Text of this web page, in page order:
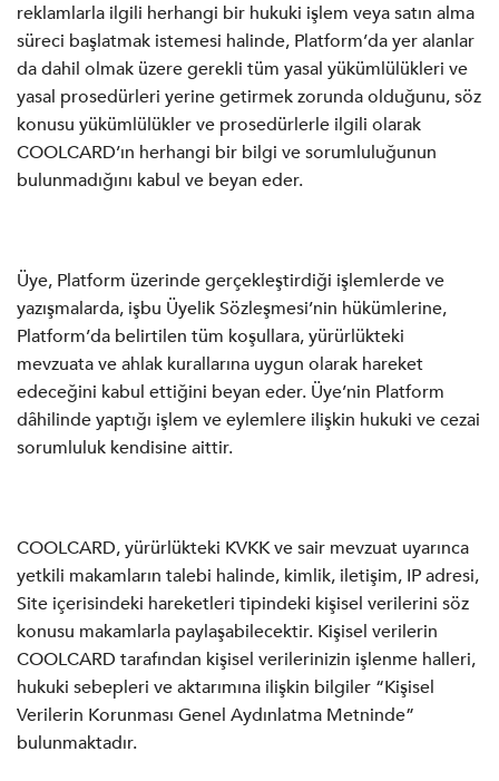
reklamlarla ilgili herhangi bir hukuki işlem veya satın alma
süreci başlatmak istemesi halinde, Platform’da yer alanlar
da dahil olmak üzere gerekli tüm yasal yükümlülükleri ve
yasal prosedürleri yerine getirmek zorunda olduğunu, söz
konusu yükümlülükler ve prosedürlerle ilgili olarak
COOLCARD’ın herhangi bir bilgi ve sorumluluğunun
bulunmadığını kabul ve beyan eder.
Üye, Platform üzerinde gerçekleştirdiği işlemlerde ve
yazışmalarda, işbu Üyelik Sözleşmesi’nin hükümlerine,
Platform’da belirtilen tüm koşullara, yürürlükteki
mevzuata ve ahlak kurallarına uygun olarak hareket
edeceğini kabul ettiğini beyan eder. Üye’nin Platform
dâhilinde yaptığı işlem ve eylemlere ilişkin hukuki ve cezai
sorumluluk kendisine aittir.
COOLCARD, yürürlükteki KVKK ve sair mevzuat uyarınca
yetkili makamların talebi halinde, kimlik, iletişim, IP adresi,
Site içerisindeki hareketleri tipindeki kişisel verilerini söz
konusu makamlarla paylaşabilecektir. Kişisel verilerin
COOLCARD tarafından kişisel verilerinizin işlenme halleri,
hukuki sebepleri ve aktarımına ilişkin bilgiler “Kişisel
Verilerin Korunması Genel Aydınlatma Metninde”
bulunmaktadır.